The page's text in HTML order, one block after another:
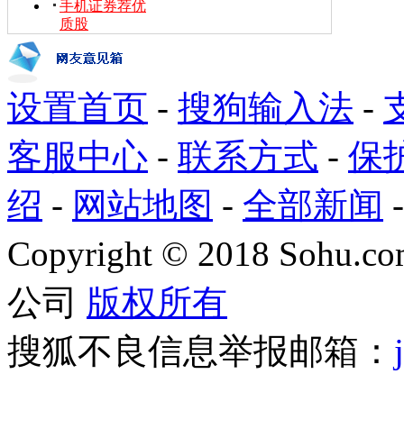
手机证券荐优
质股
设置首页 - 搜狗输入法 -
客服中心 - 联系方式 - 保
绍 - 网站地图 - 全部新闻
Copyright © 2018
公司 版权所有
搜狐不良信息举报邮箱：